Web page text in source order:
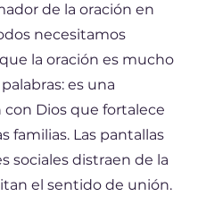
de la oración en
necesitamos
la oración es mucho
es una
con Dios que fortalece
familias. Las pantallas
sociales distraen de la
el sentido de unión.